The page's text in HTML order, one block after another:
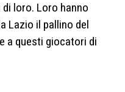
loro. Loro hanno
Lazio il pallino del
a questi giocatori di